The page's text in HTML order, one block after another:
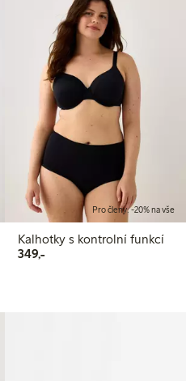
Pro členy: -20% na vše
Kalhotky s kontrolní funkcí
349,-349,00 Kč